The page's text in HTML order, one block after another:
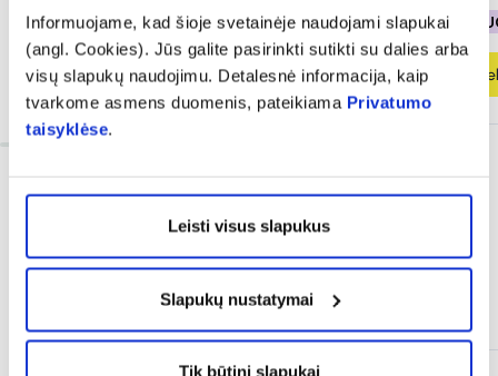
Informuojame, kad šioje svetainėje naudojami slapukai
(angl. Cookies). Jūs galite pasirinkti sutikti su dalies arba
visų slapukų naudojimu. Detalesnė informacija, kaip
tvarkome asmens duomenis, pateikiama Privatumo
taisyklėse.
Leisti visus slapukus
Slapukų nustatymai
Tik būtini slapukai
% PAPILDOMA NUOLAIDA
Į krepšelį
% PAPILDOMA
Į
Dažnai perkama kartu